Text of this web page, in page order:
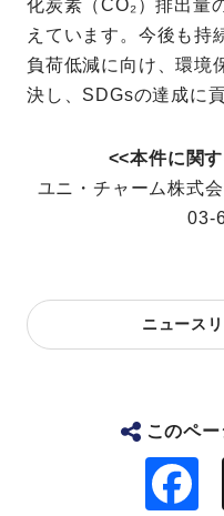
化炭素（CO₂）排出量
えています。今後も持
負荷低減に向け、環境
決し、SDGsの達成に
<<本件に関
ユニ・チャーム株式
03-
ニュース
このペ